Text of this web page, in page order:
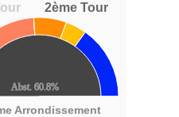
2ème Tour
Arrondissement